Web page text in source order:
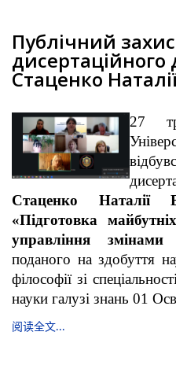
Публічний
дисертаційного
Стаценко
27
Стаценко Наталії
«Підготовка
управління
поданого на здобуття
філософії зі
науки галузі знань 01
阅读全文...